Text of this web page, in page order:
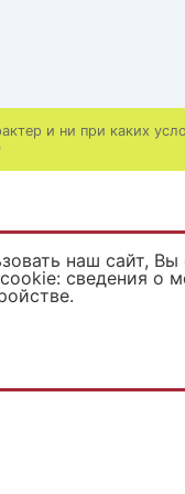
и ни при каких
наш сайт, Вы
сведения о